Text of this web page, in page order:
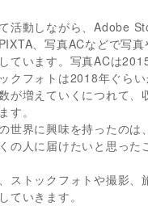
活動しながら、Adobe
、写真ACなどで写真
ています。写真ACは
クフォトは2018年ぐら
が増えていくにつれて、
す。
世界に興味を持ったのは
の人に届けたいと思った
ストックフォトや撮影、
ていきます。